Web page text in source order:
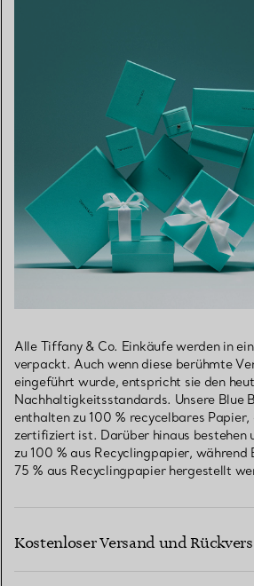
Alle Tiffany & Co. Einkäufe werden in
verpackt. Auch wenn diese berühmte
eingeführt wurde, entspricht sie den
Nachhaltigkeitsstandards. Unsere Blue
enthalten zu 100 % recycelbares
zertifiziert ist. Darüber hinaus bestehen
zu 100 % aus Recyclingpapier, während
75 % aus Recyclingpapier hergestellt
Kostenloser Versand und